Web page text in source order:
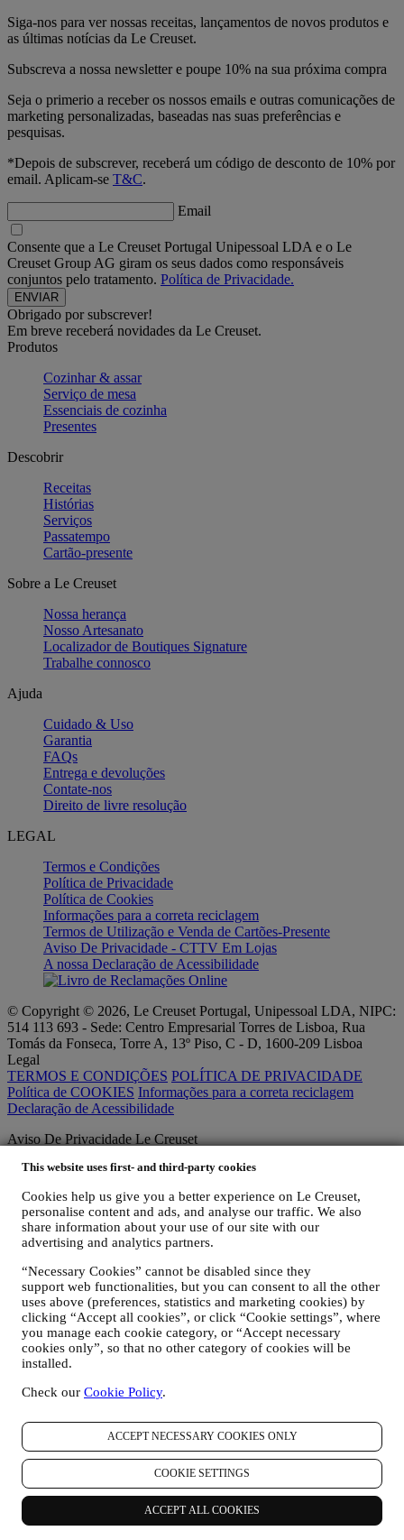
This website uses first- and third-party cookies
Cookies help us give you a better experience on Le Creuset,
personalise content and ads, and analyse our traffic. We also
share information about your use of our site with our
advertising and analytics partners.
“Necessary Cookies” cannot be disabled since they
support web functionalities, but you can consent to all the other
uses above (preferences, statistics and marketing cookies) by
clicking “Accept all cookies”, or click “Cookie settings”, where
you manage each cookie category, or “Accept necessary
cookies only”, so that no other category of cookies will be
installed.
Check our Cookie Policy.
ACCEPT NECESSARY COOKIES ONLY
COOKIE SETTINGS
ACCEPT ALL COOKIES
Siga-nos para ver nossas receitas, lançamentos de novos produtos e
as últimas notícias da Le Creuset.
Subscreva a nossa newsletter e poupe 10% na sua próxima compra
Seja o primerio a receber os nossos emails e outras comunicações de
marketing personalizadas, baseadas nas suas preferências e
pesquisas.
*Depois de subscrever, receberá um código de desconto de 10% por
email. Aplicam-se T&C.
Email
Consente que a Le Creuset Portugal Unipessoal LDA e o Le
Creuset Group AG giram os seus dados como responsáveis
conjuntos pelo tratamento. Política de Privacidade.
Obrigado por subscrever!
Em breve receberá novidades da Le Creuset.
Produtos
Cozinhar & assar
Serviço de mesa
Essenciais de cozinha
Presentes
Descobrir
Receitas
Histórias
Serviços
Passatempo
Cartão-presente
Sobre a Le Creuset
Nossa herança
Nosso Artesanato
Localizador de Boutiques Signature
Trabalhe connosco
Ajuda
Cuidado & Uso
Garantia
FAQs
Entrega e devoluções
Contate-nos
Direito de livre resolução
LEGAL
Termos e Condições
Política de Privacidade
Política de Cookies
Informações para a correta reciclagem
Termos de Utilização e Venda de Cartões-Presente
Aviso De Privacidade - CTTV Em Lojas
A nossa Declaração de Acessibilidade
© Copyright © 2026, Le Creuset Portugal, Unipessoal LDA, NIPC:
514 113 693 - Sede: Centro Empresarial Torres de Lisboa, Rua
Tomás da Fonseca, Torre A, 13º Piso, C - D, 1600-209 Lisboa
Legal
TERMOS E CONDIÇÕES POLÍTICA DE PRIVACIDADE
Política de COOKIES Informações para a correta reciclagem
Declaração de Acessibilidade
Aviso De Privacidade Le Creuset
A política de privacidade que se segue aplica-se a consumidores.
Privacidade B2Baqui.
Prometemos respeitar a sua privacidade e proteger seus dados
pessoais! Estaremos sempre abertos sobre como e porque usamos os
seus dados.
Segurança na compra on-line é a nossa prioridade.
Os seus dados pessoais são mantidos em segurança e em estrita
confiança, de acordo com a legislação europeia e nacional sobre
proteção de dados. Sabemos que a segurança é muito importante na
compra on-line; portanto, usamos a tecnologia mais recente para
proteção dos seus dados pessoais e de cartão de crédito.
Utilizamos dados para facilitar a sua compra e adaptada a si
tornar as coisas mais fáceis e mais interessantes
experiência mais interessante e para informar novidades e ofertas
Se decidir fazer parte do nosso banco de dados de clientes do grupo
e receber as newsletters comunicações de marketing da Le Creuset,
enviaremos conteúdos especiais personalizados e informaremos
sobre novos produtos lançados, ofertas exclusivas, demonstrações
de culinária, ou promoções especiais dedicadas a si.
Desativar: Se deseja, pode parar de receber a nossa comunicação de